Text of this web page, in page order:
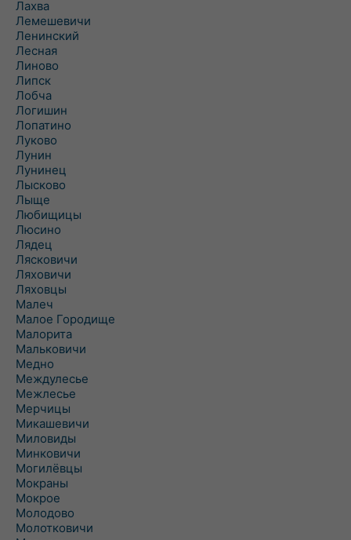
Лахва
Лемешевичи
Ленинский
Лесная
Линово
Липск
Лобча
Логишин
Лопатино
Луково
Лунин
Лунинец
Лысково
Лыще
Любищицы
Люсино
Лядец
Лясковичи
Ляховичи
Ляховцы
Малеч
Малое Городище
Малорита
Мальковичи
Медно
Междулесье
Межлесье
Мерчицы
Микашевичи
Миловиды
Минковичи
Могилёвцы
Мокраны
Мокрое
Молодово
Молотковичи